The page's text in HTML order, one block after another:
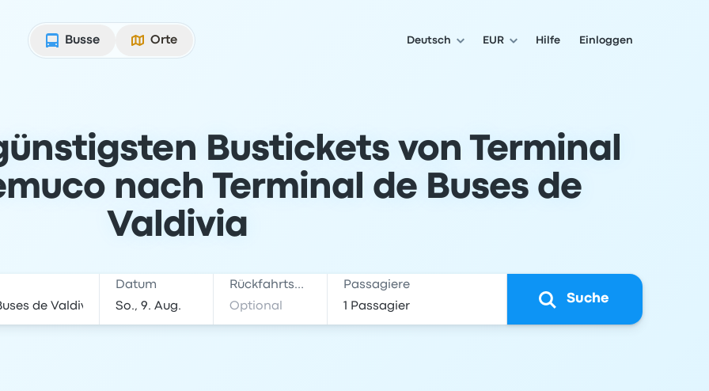
Busse Orte Deutsch EUR Hilfe Einloggen
Bustickets von Terminal
nach Terminal de Buses de
Valdivia
Datum Rückfahrtsdatum Passagiere
Suche